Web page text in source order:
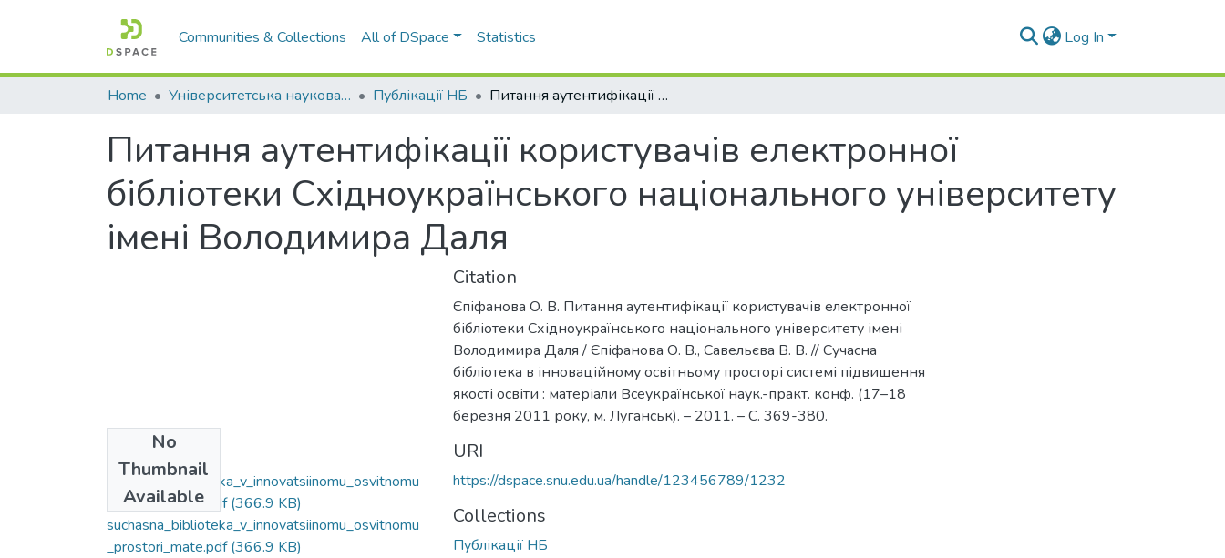
Communities & Collections All of DSpace Statistics Log In
Home Університетська наукова бібліотека Публікації НБ Питання аутентифікації користувачів електронної бібліотеки Східноукраїнського національного університету імені Володимира Даля
Питання аутентифікації користувачів електронної
бібліотеки Східноукраїнського національного університету
імені Володимира Даля
No
Thumbnail
Available
suchasna_biblioteka_v_innovatsiinomu_osvitnomu
_prostori_mate.pdf(366.9 KB)
suchasna_biblioteka_v_innovatsiinomu_osvitnomu
_prostori_mate.pdf(366.9 KB)
Citation
Єпіфанова О. В. Питання аутентифікації користувачів електронної
бібліотеки Східноукраїнського національного університету імені
Володимира Даля / Єпіфанова О. В., Савельєва В. В. // Сучасна
бібліотека в інноваційному освітньому просторі системі підвищення
якості освіти : матеріали Всеукраїнської наук.-практ. конф. (17–18
березня 2011 року, м. Луганськ). – 2011. – С. 369-380.
URI
https://dspace.snu.edu.ua/handle/123456789/1232
Collections
Публікації НБ